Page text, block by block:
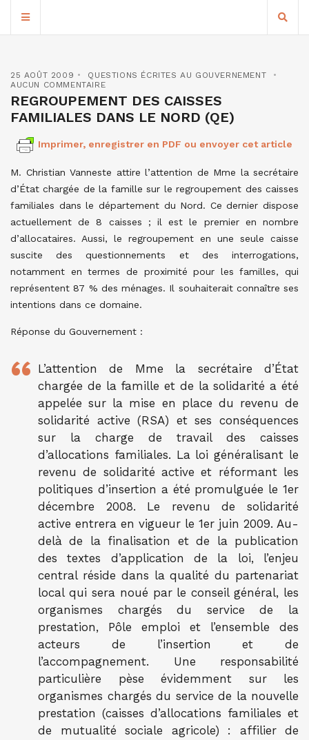
25 AOÛT 2009
QUESTIONS ÉCRITES AU GOUVERNEMENT
AUCUN COMMENTAIRE
REGROUPEMENT DES CAISSES
FAMILIALES DANS LE NORD (QE)
Imprimer, enregistrer en PDF ou envoyer cet article
M. Christian Vanneste attire l’attention de Mme la secrétaire
d’État chargée de la famille sur le regroupement des caisses
familiales dans le département du Nord. Ce dernier dispose
actuellement de 8 caisses ; il est le premier en nombre
d’allocataires. Aussi, le regroupement en une seule caisse
suscite des questionnements et des interrogations,
notamment en termes de proximité pour les familles, qui
représentent 87 % des ménages. Il souhaiterait connaître ses
intentions dans ce domaine.
Réponse du Gouvernement :
L’attention de Mme la secrétaire d’État
chargée de la famille et de la solidarité a été
appelée sur la mise en place du revenu de
solidarité active (RSA) et ses conséquences
sur la charge de travail des caisses
d’allocations familiales. La loi généralisant le
revenu de solidarité active et réformant les
politiques d’insertion a été promulguée le 1er
décembre 2008. Le revenu de solidarité
active entrera en vigueur le 1er juin 2009. Au-
delà de la finalisation et de la publication
des textes d’application de la loi, l’enjeu
central réside dans la qualité du partenariat
local qui sera noué par le conseil général, les
organismes chargés du service de la
prestation, Pôle emploi et l’ensemble des
acteurs de l’insertion et de
l’accompagnement. Une responsabilité
particulière pèse évidemment sur les
organismes chargés du service de la nouvelle
prestation (caisses d’allocations familiales et
de mutualité sociale agricole) : affilier de